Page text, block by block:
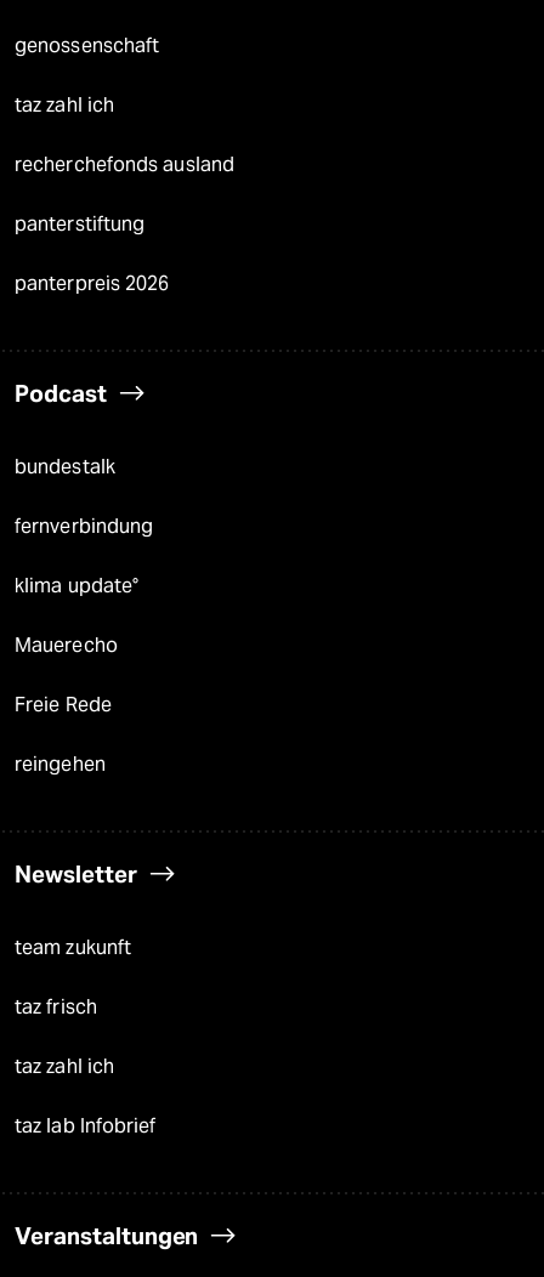
genossenschaft
taz zahl ich
recherchefonds ausland
panterstiftung
panterpreis 2026
Podcast
bundestalk
fernverbindung
klima update°
Mauerecho
Freie Rede
reingehen
Newsletter
team zukunft
taz frisch
taz zahl ich
taz lab Infobrief
Veranstaltungen